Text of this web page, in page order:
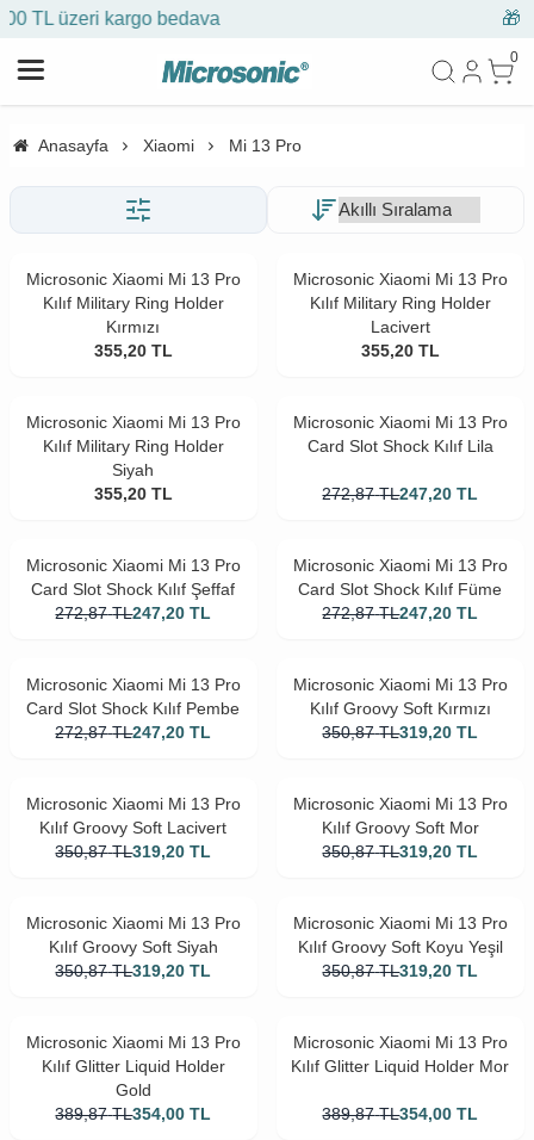
🎁 İlk siparişe %10
0
Anasayfa Xiaomi Mi 13 Pro
Microsonic Xiaomi Mi 13 Pro
Kılıf Military Ring Holder
Kırmızı
355,20 TL
Microsonic Xiaomi Mi 13 Pro
Kılıf Military Ring Holder
Lacivert
355,20 TL
Microsonic Xiaomi Mi 13 Pro
Kılıf Military Ring Holder
Siyah
355,20 TL
Microsonic Xiaomi Mi 13 Pro
Card Slot Shock Kılıf Lila
272,87 TL247,20 TL
Microsonic Xiaomi Mi 13 Pro
Card Slot Shock Kılıf Şeffaf
272,87 TL247,20 TL
Microsonic Xiaomi Mi 13 Pro
Card Slot Shock Kılıf Füme
272,87 TL247,20 TL
Microsonic Xiaomi Mi 13 Pro
Card Slot Shock Kılıf Pembe
272,87 TL247,20 TL
Microsonic Xiaomi Mi 13 Pro
Kılıf Groovy Soft Kırmızı
350,87 TL319,20 TL
Microsonic Xiaomi Mi 13 Pro
Kılıf Groovy Soft Lacivert
350,87 TL319,20 TL
Microsonic Xiaomi Mi 13 Pro
Kılıf Groovy Soft Mor
350,87 TL319,20 TL
Microsonic Xiaomi Mi 13 Pro
Kılıf Groovy Soft Siyah
350,87 TL319,20 TL
Microsonic Xiaomi Mi 13 Pro
Kılıf Groovy Soft Koyu Yeşil
350,87 TL319,20 TL
Microsonic Xiaomi Mi 13 Pro
Kılıf Glitter Liquid Holder
Gold
389,87 TL354,00 TL
Microsonic Xiaomi Mi 13 Pro
Kılıf Glitter Liquid Holder Mor
389,87 TL354,00 TL